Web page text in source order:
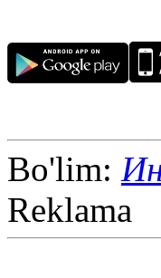
Bo'lim:
Reklama